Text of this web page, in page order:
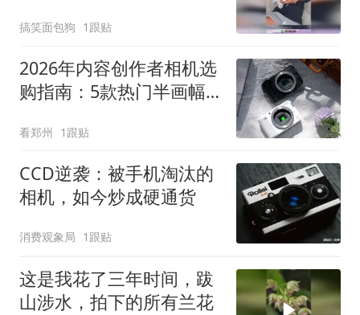
搞笑面包狗 1跟贴
2026年内容创作者相机选
购指南：5款热门半画幅
看郑州 1跟贴
CCD逆袭：被手机淘汰的
相机，如今炒成硬通货
消费观象局 1跟贴
这是我花了三年时间，跋
山涉水，拍下的所有兰花